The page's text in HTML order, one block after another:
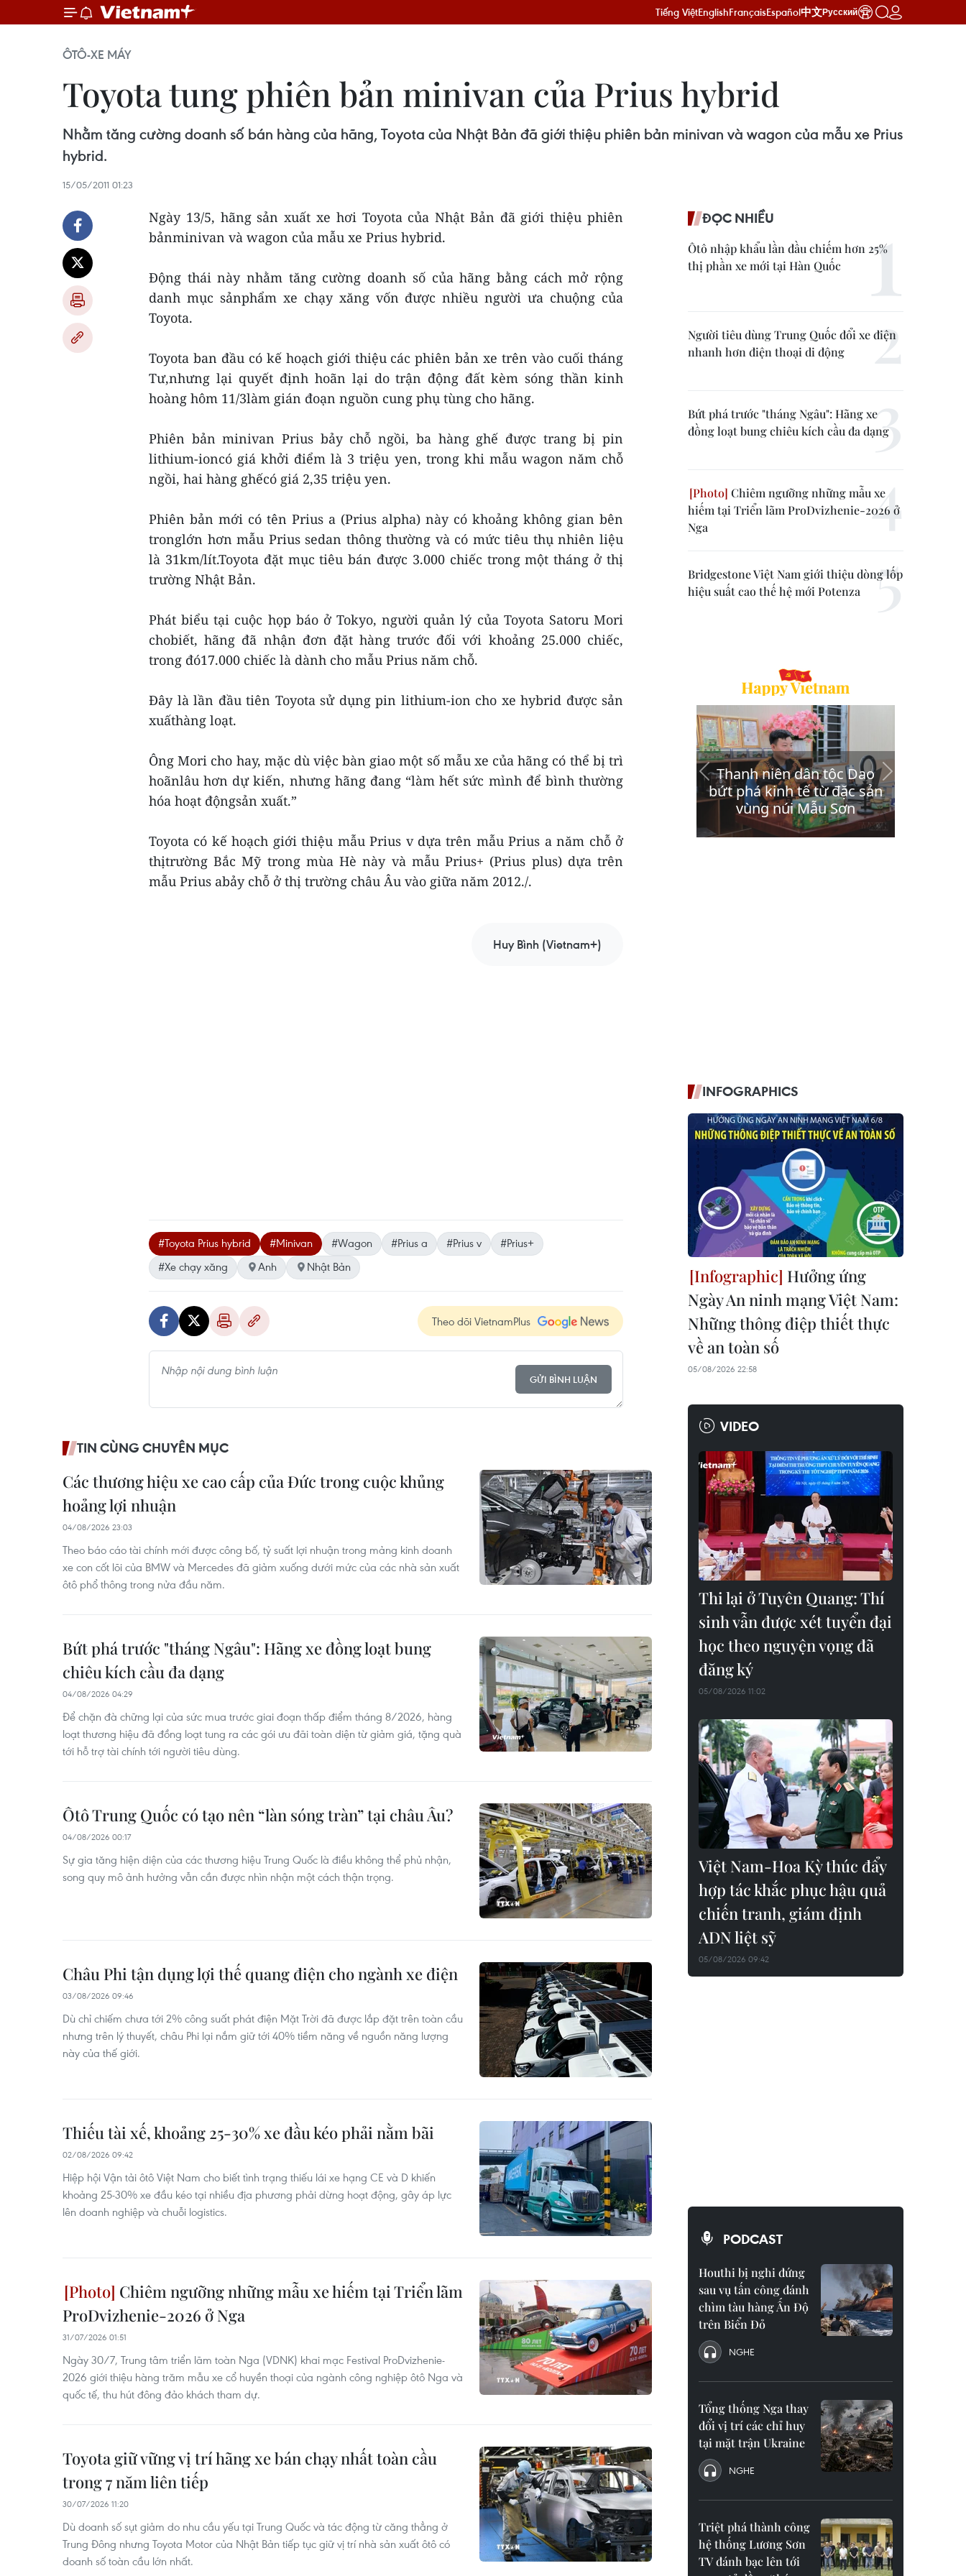
Tiếng ViệtEnglishFrançaisEspañol中文Русский
ÔTÔ-XE MÁY
Toyota tung phiên bản minivan của Prius hybrid
Nhằm tăng cường doanh số bán hàng của hãng, Toyota của Nhật Bản đã giới thiệu phiên bản minivan và wagon của mẫu xe Prius
hybrid.
15/05/2011 01:23
Ngày 13/5, hãng sản xuất xe hơi Toyota của Nhật Bản đã giới thiệu phiên
bảnminivan và wagon của mẫu xe Prius hybrid.
Động thái này nhằm tăng cường doanh số của hãng bằng cách mở rộng
danh mục sảnphẩm xe chạy xăng vốn được nhiều người ưa chuộng của
Toyota.
Toyota ban đầu có kế hoạch giới thiệu các phiên bản xe trên vào cuối tháng
Tư,nhưng lại quyết định hoãn lại do trận động đất kèm sóng thần kinh
hoàng hôm 11/3làm gián đoạn nguồn cung phụ tùng cho hãng.
Phiên bản minivan Prius bảy chỗ ngồi, ba hàng ghế được trang bị pin
lithium-ioncó giá khởi điểm là 3 triệu yen, trong khi mẫu wagon năm chỗ
ngồi, hai hàng ghếcó giá 2,35 triệu yen.
Phiên bản mới có tên Prius a (Prius alpha) này có khoảng không gian bên
tronglớn hơn mẫu Prius sedan thông thường và có mức tiêu thụ nhiên liệu
là 31km/lít.Toyota đặt mục tiêu bán được 3.000 chiếc trong một tháng ở thị
trường Nhật Bản.
Phát biểu tại cuộc họp báo ở Tokyo, người quản lý của Toyota Satoru Mori
chobiết, hãng đã nhận đơn đặt hàng trước đối với khoảng 25.000 chiếc,
trong đó17.000 chiếc là dành cho mẫu Prius năm chỗ.
Đây là lần đầu tiên Toyota sử dụng pin lithium-ion cho xe hybrid được sản
xuấthàng loạt.
Ông Mori cho hay, mặc dù việc bàn giao một số mẫu xe của hãng có thể bị trì
hoãnlâu hơn dự kiến, nhưng hãng đang “làm hết sức mình để bình thường
hóa hoạt độngsản xuất.”
Toyota có kế hoạch giới thiệu mẫu Prius v dựa trên mẫu Prius a năm chỗ ở
thịtrường Bắc Mỹ trong mùa Hè này và mẫu Prius+ (Prius plus) dựa trên
mẫu Prius abảy chỗ ở thị trường châu Âu vào giữa năm 2012./.
Huy Bình (Vietnam+)
#Toyota Prius hybrid #Minivan #Wagon #Prius a #Prius v
#Prius+
#Xe chạy xăng
Anh Nhật Bản
Theo dõi VietnamPlus
GỬI BÌNH LUẬN
TIN CÙNG CHUYÊN MỤC
Các thương hiệu xe cao cấp của Đức trong cuộc khủng
hoảng lợi nhuận
04/08/2026 23:03
Theo báo cáo tài chính mới được công bố, tỷ suất lợi nhuận trong mảng kinh doanh
xe con cốt lõi của BMW và Mercedes đã giảm xuống dưới mức của các nhà sản xuất
ôtô phổ thông trong nửa đầu năm.
Bứt phá trước "tháng Ngâu": Hãng xe đồng loạt bung
chiêu kích cầu đa dạng
04/08/2026 04:29
Để chặn đà chững lại của sức mua trước giai đoạn thấp điểm tháng 8/2026, hàng
loạt thương hiệu đã đồng loạt tung ra các gói ưu đãi toàn diện từ giảm giá, tặng quà
tới hỗ trợ tài chính tới người tiêu dùng.
Ôtô Trung Quốc có tạo nên “làn sóng tràn” tại châu Âu?
04/08/2026 00:17
Sự gia tăng hiện diện của các thương hiệu Trung Quốc là điều không thể phủ nhận,
song quy mô ảnh hưởng vẫn cần được nhìn nhận một cách thận trọng.
Châu Phi tận dụng lợi thế quang điện cho ngành xe điện
03/08/2026 09:46
Dù chỉ chiếm chưa tới 2% công suất phát điện Mặt Trời đã được lắp đặt trên toàn cầu
nhưng trên lý thuyết, châu Phi lại nắm giữ tới 40% tiềm năng về nguồn năng lượng
này của thế giới.
Thiếu tài xế, khoảng 25-30% xe đầu kéo phải nằm bãi
02/08/2026 09:42
Hiệp hội Vận tải ôtô Việt Nam cho biết tình trạng thiếu lái xe hạng CE và D khiến
khoảng 25-30% xe đầu kéo tại nhiều địa phương phải dừng hoạt động, gây áp lực
lên doanh nghiệp và chuỗi logistics.
Chiêm ngưỡng những mẫu xe hiếm tại Triển lãm
ProDvizhenie-2026 ở Nga
31/07/2026 01:51
Ngày 30/7, Trung tâm triển lãm toàn Nga (VDNK) khai mạc Festival ProDvizhenie-
2026 giới thiệu hàng trăm mẫu xe cổ huyền thoại của ngành công nghiệp ôtô Nga và
quốc tế, thu hút đông đảo khách tham dự.
Toyota giữ vững vị trí hãng xe bán chạy nhất toàn cầu
trong 7 năm liên tiếp
30/07/2026 11:20
Dù doanh số sụt giảm do nhu cầu yếu tại Trung Quốc và tác động từ căng thẳng ở
Trung Đông nhưng Toyota Motor của Nhật Bản tiếp tục giữ vị trí nhà sản xuất ôtô có
doanh số toàn cầu lớn nhất.
ĐỌC NHIỀU
Ôtô nhập khẩu lần đầu chiếm hơn 25%
thị phần xe mới tại Hàn Quốc
Người tiêu dùng Trung Quốc đổi xe điện
nhanh hơn điện thoại di động
Bứt phá trước "tháng Ngâu": Hãng xe
đồng loạt bung chiêu kích cầu đa dạng
Chiêm ngưỡng những mẫu xe
hiếm tại Triển lãm ProDvizhenie-2026 ở
Nga
Bridgestone Việt Nam giới thiệu dòng lốp
hiệu suất cao thế hệ mới Potenza
INFOGRAPHICS
Hưởng ứng
Ngày An ninh mạng Việt Nam:
Những thông điệp thiết thực
về an toàn số
05/08/2026 22:58
VIDEO
Thi lại ở Tuyên Quang: Thí
sinh vẫn được xét tuyển đại
học theo nguyện vọng đã
đăng ký
05/08/2026 11:02
Việt Nam-Hoa Kỳ thúc đẩy
hợp tác khắc phục hậu quả
chiến tranh, giám định
ADN liệt sỹ
05/08/2026 09:42
PODCAST
Houthi bị nghi đứng
sau vụ tấn công đánh
chìm tàu hàng Ấn Độ
trên Biển Đỏ
NGHE
Tổng thống Nga thay
đổi vị trí các chỉ huy
tại mặt trận Ukraine
NGHE
Triệt phá thành công
hệ thống Lương Sơn
TV đánh bạc lên tới